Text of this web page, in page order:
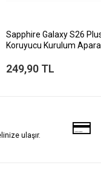
Sapphire Galaxy S26
Koruyucu Kurulum
249,90 TL
ulaşır.